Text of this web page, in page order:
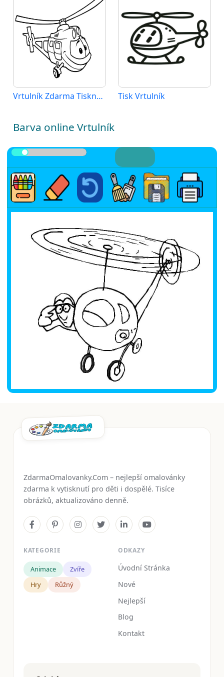
Vrtulník Zdarma Tisknutelný Tisk Vrtulník
Barva online Vrtulník
ZdarmaOmalovanky.Com – nejlepší omalovánky
zdarma k vytisknutí pro děti i dospělé. Tisíce
obrázků, aktualizováno denně.
KATEGORIE
Animace
Zvíře
Hry
Růžný
ODKAZY
Úvodní Stránka
Nové
Nejlepší
Blog
Kontakt